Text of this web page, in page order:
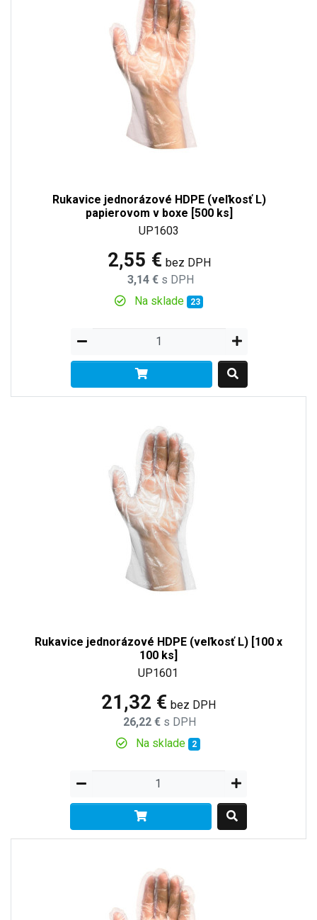
Rukavice jednorázové HDPE (veľkosť L)
papierovom v boxe [500 ks]
UP1603
2,55 € bez DPH
3,14 € s DPH
Na sklade
23
Rukavice jednorázové HDPE (veľkosť L) [100 x
100 ks]
UP1601
21,32 € bez DPH
26,22 € s DPH
Na sklade 2